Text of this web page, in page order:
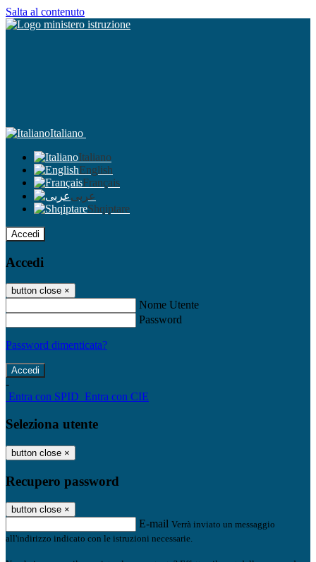
Salta al contenuto
Italiano
Italiano
English
Français
عربى
Shqiptare
Accedi
Accedi
button close ×
Nome Utente
Password
Password dimenticata?
-
Entra con SPID Entra con CIE
Seleziona utente
button close ×
Recupero password
button close ×
E-mail Verrà inviato un messaggio
all'indirizzo indicato con le istruzioni necessarie.